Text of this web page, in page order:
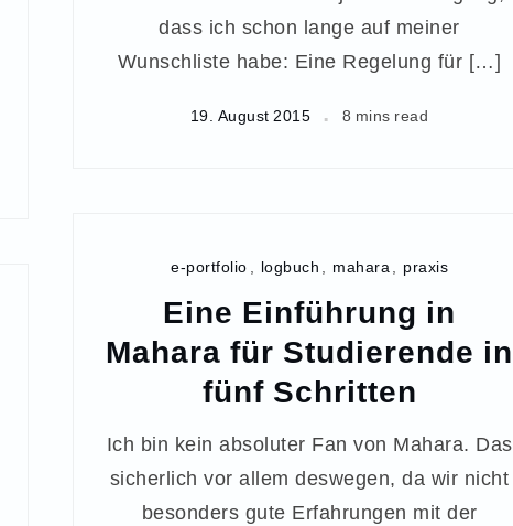
dass ich schon lange auf meiner
Wunschliste habe: Eine Regelung für […]
19. August 2015 8 mins read
e-portfolio logbuch mahara praxis
Eine Einführung in
Mahara für Studierende in
fünf Schritten
Ich bin kein absoluter Fan von Mahara. Das
sicherlich vor allem deswegen, da wir nicht
besonders gute Erfahrungen mit der